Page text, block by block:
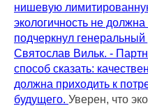
нишевую
экологичность не
подчеркнул
Святослав Вильк. -
способ сказать:
должна приходить к
будущего. Уверен, что